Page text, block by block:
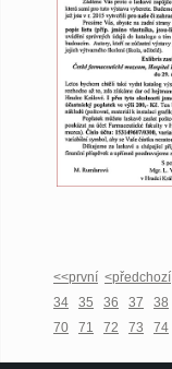
<<první <předchozí
34
35 36 37 38
70
71 72 73 74